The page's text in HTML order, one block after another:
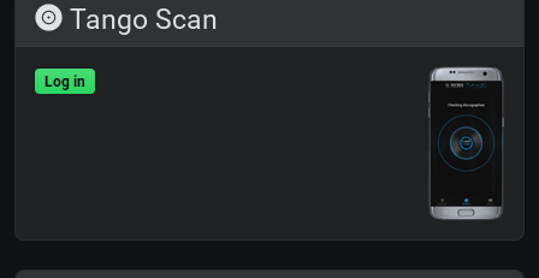
Tango Scan
Log in